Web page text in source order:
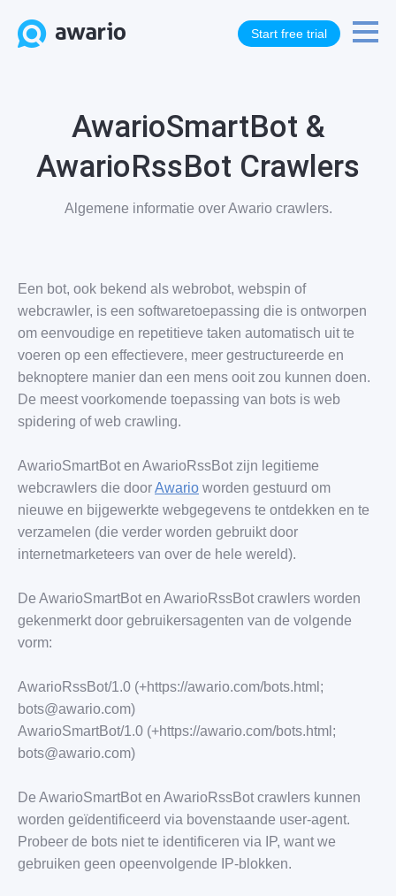
Start free trial
AwarioSmartBot &
AwarioRssBot Crawlers
Algemene informatie over Awario crawlers.
Een bot, ook bekend als webrobot, webspin of
webcrawler, is een softwaretoepassing die is ontworpen
om eenvoudige en repetitieve taken automatisch uit te
voeren op een effectievere, meer gestructureerde en
beknoptere manier dan een mens ooit zou kunnen doen.
De meest voorkomende toepassing van bots is web
spidering of web crawling.
AwarioSmartBot en AwarioRssBot zijn legitieme
webcrawlers die doorAwario worden gestuurd om
nieuwe en bijgewerkte webgegevens te ontdekken en te
verzamelen (die verder worden gebruikt door
internetmarketeers van over de hele wereld).
De AwarioSmartBot en AwarioRssBot crawlers worden
gekenmerkt door gebruikersagenten van de volgende
vorm:
AwarioRssBot/1.0 (+https://awario.com/bots.html;
bots@awario.com)
AwarioSmartBot/1.0 (+https://awario.com/bots.html;
bots@awario.com)
De AwarioSmartBot en AwarioRssBot crawlers kunnen
worden geïdentificeerd via bovenstaande user-agent.
Probeer de bots niet te identificeren via IP, want we
gebruiken geen opeenvolgende IP-blokken.